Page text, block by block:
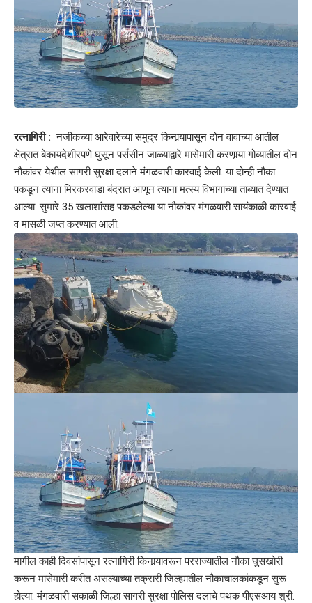
रत्नागिरी : नजीकच्या आरेवारेच्या समुद्र किनार्‍यापासून दोन वावाच्या आतील
क्षेत्रात बेकायदेशीरपणे घुसून पर्ससीन जाळ्याद्वारे मासेमारी करणार्‍या गोव्यातील दोन
नौकांवर येथील सागरी सुरक्षा दलाने मंगळवारी कारवाई केली. या दोन्ही नौका
पकडून त्यांना मिरकरवाडा बंदरात आणून त्याना मत्स्य विभागाच्या ताब्यात देण्यात
आल्या. सुमारे 35 खलाशांसह पकडलेल्या या नौकांवर मंगळवारी सायंकाळी कारवाई
व मासळी जप्त करण्यात आली.
मागील काही दिवसांपासून रत्नागिरी किनार्‍यावरून परराज्यातील नौका घुसखोरी
करून मासेमारी करीत असल्याच्या तक्रारी जिल्ह्यातील नौकाचालकांकडून सुरू
होत्या. मंगळवारी सकाळी जिल्हा सागरी सुरक्षा पोलिस दलाचे पथक पीएसआय श्री.